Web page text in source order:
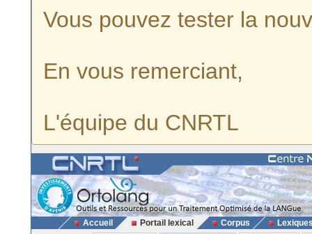
Vous pouvez tester la
En vous remerciant,
L'équipe du CNRTL
Accueil Portail lexical Corpus